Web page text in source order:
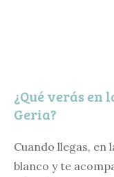
¿Qué verás en
Geria?
Cuando llegas, en
blanco y te